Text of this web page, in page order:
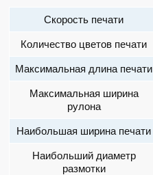
Скорость печати
Количество цветов печати
Максимальная длина печати
Максимальная ширина
рулона
Наибольшая ширина печати
Наибольший диаметр
размотки